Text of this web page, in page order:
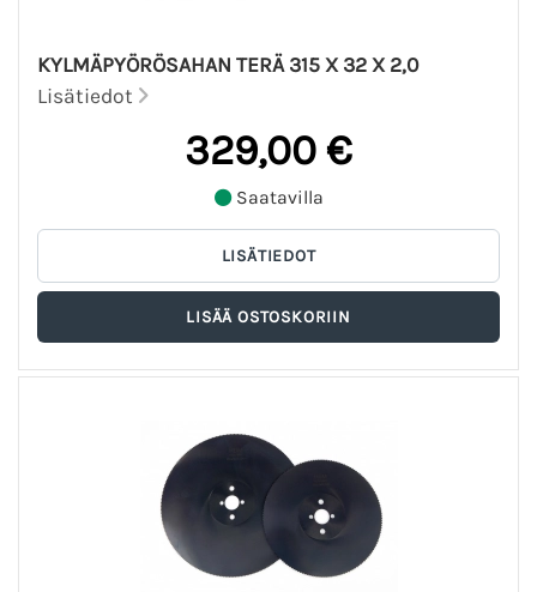
KYLMÄPYÖRÖSAHAN TERÄ 315 X 32 X 2,0
Lisätiedot
329,00 €
Saatavilla